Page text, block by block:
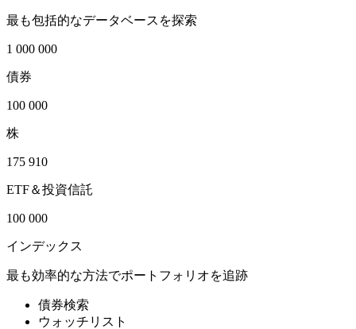
最も包括的なデータベースを探索
1 000 000
債券
100 000
株
175 910
ETF＆投資信託
100 000
インデックス
最も効率的な方法でポートフォリオを追跡
債券検索
ウォッチリスト